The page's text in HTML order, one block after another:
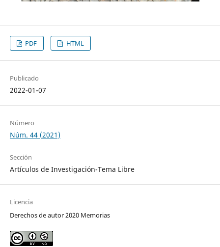
PDF HTML
Publicado
2022-01-07
Número
Núm. 44 (2021)
Sección
Artículos de Investigación-Tema Libre
Licencia
Derechos de autor 2020 Memorias